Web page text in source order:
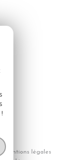
Mentions légales